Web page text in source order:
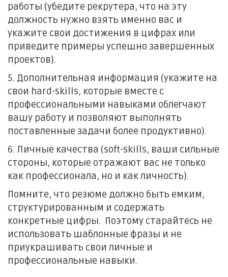
работы (убедите рекрутера, что на эту
должность нужно взять именно вас и
укажите свои достижения в цифрах или
приведите примеры успешно завершенных
проектов).
5. Дополнительная информация (укажите на
свои hard-skills, которые вместе с
профессиональными навыками облегчают
вашу работу и позволяют выполнять
поставленные задачи более продуктивно).
6. Личные качества (soft-skills, ваши сильные
стороны, которые отражают вас не только
как профессионала, но и как личность).
Помните, что резюме должно быть емким,
структурированным и содержать
конкретные цифры. Поэтому старайтесь не
использовать шаблонные фразы и не
приукрашивать свои личные и
профессиональные навыки.